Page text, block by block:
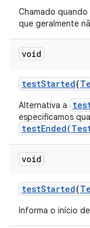
Chamado
que geralmente
void
testStarted(
Alternativa a
especificamos
void
testStarted(
Informa o início